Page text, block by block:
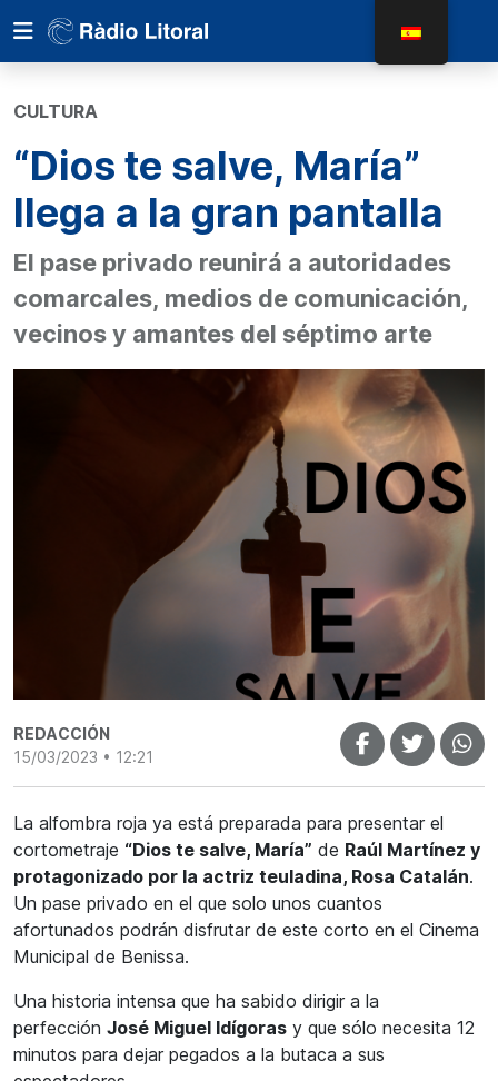
CULTURA
“Dios te salve, María”
llega a la gran pantalla
El pase privado reunirá a autoridades
comarcales, medios de comunicación,
vecinos y amantes del séptimo arte
REDACCIÓN
15/03/2023 • 12:21
La alfombra roja ya está preparada para presentar el
cortometraje “Dios te salve, María” de Raúl Martínez y
protagonizado por la actriz teuladina, Rosa Catalán.
Un pase privado en el que solo unos cuantos
afortunados podrán disfrutar de este corto en el Cinema
Municipal de Benissa.
Una historia intensa que ha sabido dirigir a la
perfección José Miguel Idígoras y que sólo necesita 12
minutos para dejar pegados a la butaca a sus